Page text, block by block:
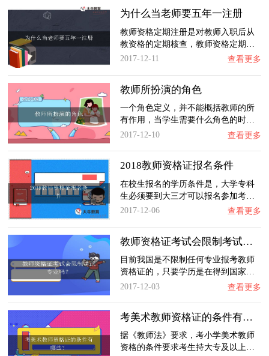
为什么当老师要五年一注册
教师资格定期注册是对教师入职后从
教资格的定期核查，教师资格定期…
2017-12-11
查看更多
教师所扮演的角色
一个角色定义，并不能概括教师的所
有作用，当学生需要什么角色的时…
2017-12-10
查看更多
2018教师资格证报名条件
在校生报名的学历条件是，大学专科
生必须要到大三才可以报名参加考…
2017-12-06
查看更多
教师资格证考试会限制考试专业吗？
目前我国是不限制任何专业报考教师
资格证的，只要学历是在得到国家…
2017-12-03
查看更多
考美术教师资格证的条件有哪些？
据《教师法》要求，考小学美术教师
资格的条件要求考生持大专及以上…